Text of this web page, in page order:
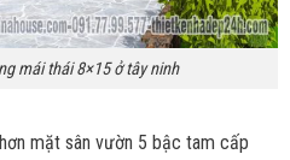
mái thái 8×15 ở tây ninh
mặt sân vườn 5 bậc tam cấp